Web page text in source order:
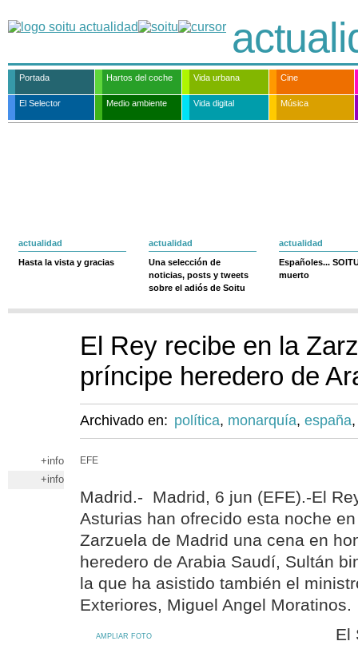
Portada Hartos del coche Vida urbana Cine
El Selector Medio ambiente Vida digital Música
actualidad
Hasta la vista y gracias
actualidad
Una selección de
noticias, posts y tweets
sobre el adiós de Soitu
actualidad
Españoles...
muerto
El Rey recibe en la
príncipe heredero de
Archivado en: política, monarquía, españa
+info
+info
EFE
Madrid.- Madrid, 6 jun (EFE).-El
Asturias han ofrecido esta noche
Zarzuela de Madrid una cena en
heredero de Arabia Saudí, Sultán
la que ha asistido también el
Exteriores, Miguel Angel Moratinos.
AMPLIAR FOTO
El